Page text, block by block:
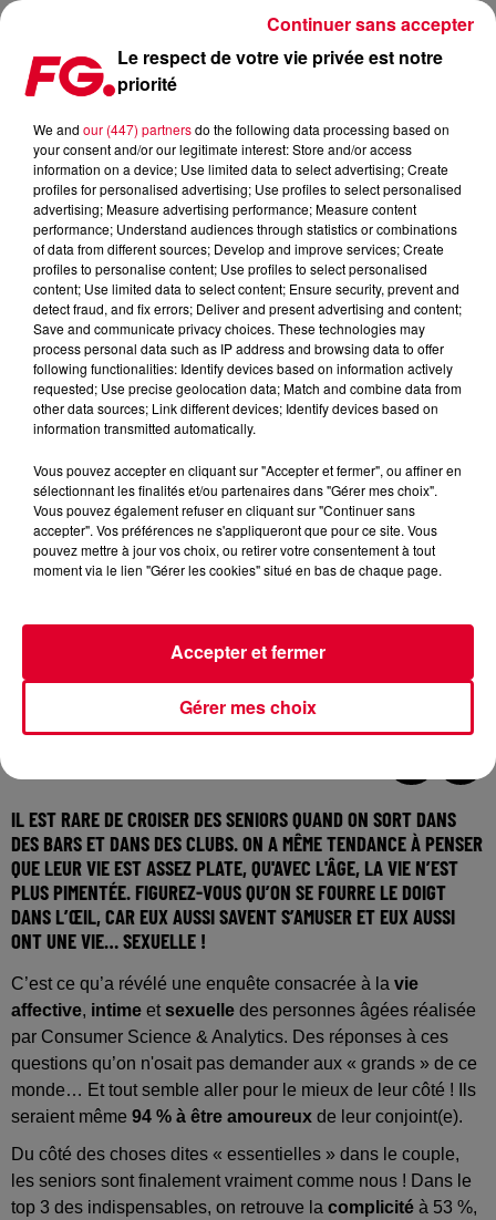
LES SENIORS ET LA SEXUALITÉ
Publié : 30 septembre 2022 à 14h14 par Sophie DIAS
Crédit :
IL EST RARE DE CROISER DES SENIORS QUAND ON SORT DANS
DES BARS ET DANS DES CLUBS. ON A MÊME TENDANCE À PENSER
QUE LEUR VIE EST ASSEZ PLATE, QU'AVEC L'ÂGE, LA VIE N’EST
PLUS PIMENTÉE. FIGUREZ-VOUS QU’ON SE FOURRE LE DOIGT
DANS L’ŒIL, CAR EUX AUSSI SAVENTS’AMUSER ET EUX AUSSI
ONT UNE VIE…SEXUELLE !
C’est ce qu’a révélé une enquête consacrée à la vie
affective, intime etsexuelle des personnes âgées réalisée
par Consumer Science & Analytics. Des réponses à ces
questions qu’on n'osait pas demander aux « grands » de ce
monde… Et tout semble aller pour le mieux de leur côté ! Ils
seraient même 94 % à être amoureux de leur conjoint(e).
Du côté des choses dites « essentielles » dans le couple,
les seniors sont finalement vraiment comme nous ! Dans le
top 3 des indispensables, on retrouve la complicité à 53 %,
Le respect de votre vie privée est notre
priorité
We and our (447) partnersdo the following data processing based on
your consent and/or our legitimate interest: Store and/or access
information on a device; Use limited data to select advertising; Create
profiles for personalised advertising; Use profiles to select personalised
advertising; Measure advertising performance; Measure content
performance; Understand audiences through statistics or combinations
of data from different sources; Develop and improve services; Create
profiles to personalise content; Use profiles to select personalised
content; Use limited data to select content; Ensure security, prevent and
detect fraud, and fix errors; Deliver and present advertising and content;
Save and communicate privacy choices. These technologies may
process personal data such as IP address and browsing data to offer
following functionalities: Identify devices based on information actively
requested; Use precise geolocation data; Match and combine data from
other data sources; Link different devices; Identify devices based on
information transmitted automatically.
Vous pouvez accepter en cliquant sur "Accepter et fermer", ou affiner en
sélectionnant les finalités et/ou partenaires dans "Gérer mes choix".
Vous pouvez également refuser en cliquant sur "Continuer sans
accepter". Vos préférences ne s'appliqueront que pour ce site. Vous
pouvez mettre à jour vos choix, ou retirer votre consentement à tout
moment via le lien "Gérer les cookies" situé en bas de chaque page.
Gérer mes choix
Accepter et fermer
Continuer sans accepter